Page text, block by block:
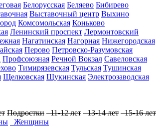
Белорусская Беляево Бибирево
Выставочный центр Выхино
Комсомольская Коньково
Ленинский проспект Лермонтовский
Нагатинская Нагорная Нижегородская
Перово Петровско-Разумовская
Профсоюзная Речной Вокзал Савеловская
Тимирязевская Тульская Тушинская
Щелковская Щукинская Электрозаводская
Подростки 11-12 лет 13-14 лет 15-16 лет
Женщины